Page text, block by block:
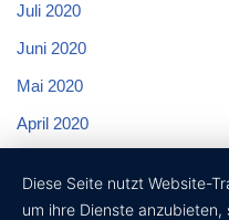
Juli 2020
Juni 2020
Mai 2020
April 2020
Diese Seite nutzt Website-
um ihre Dienste